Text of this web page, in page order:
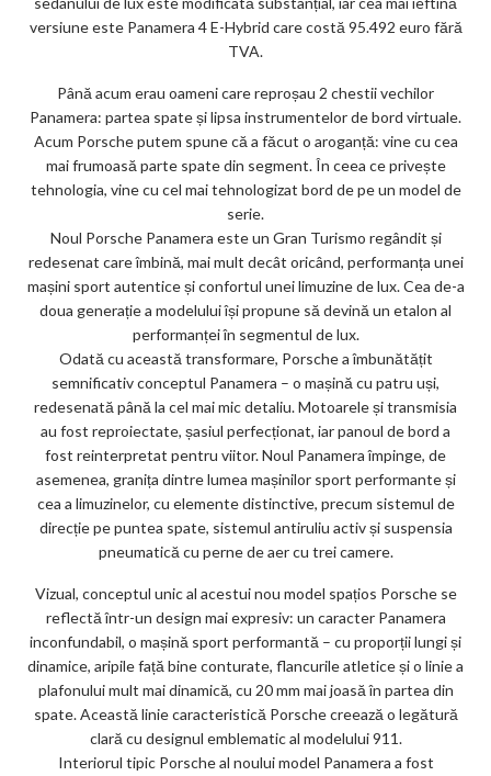
o
k
m
ar
ks
versiune este Panamera 4 E-Hybrid care costă 95.492 euro fără
TVA.
Până acum erau oameni care reproșau 2 chestii vechilor
Panamera: partea spate și lipsa instrumentelor de bord virtuale.
Acum Porsche putem spune că a făcut o aroganță: vine cu cea
mai frumoasă parte spate din segment. În ceea ce privește
tehnologia, vine cu cel mai tehnologizat bord de pe un model de
serie.
Noul Porsche Panamera este un Gran Turismo regândit și
redesenat care îmbină, mai mult decât oricând, performanța unei
mașini sport autentice și confortul unei limuzine de lux. Cea de-a
doua generație a modelului își propune să devină un etalon al
performanței în segmentul de lux.
Odată cu această transformare, Porsche a îmbunătățit
semnificativ conceptul Panamera – o mașină cu patru uși,
redesenată până la cel mai mic detaliu. Motoarele și transmisia
au fost reproiectate, șasiul perfecționat, iar panoul de bord a
fost reinterpretat pentru viitor. Noul Panamera împinge, de
asemenea, granița dintre lumea mașinilor sport performante și
cea a limuzinelor, cu elemente distinctive, precum sistemul de
direcție pe puntea spate, sistemul antiruliu activ și suspensia
pneumatică cu perne de aer cu trei camere.
Vizual, conceptul unic al acestui nou model spațios Porsche se
reflectă într-un design mai expresiv: un caracter Panamera
inconfundabil, o mașină sport performantă – cu proporții lungi și
dinamice, aripile față bine conturate, flancurile atletice și o linie a
plafonului mult mai dinamică, cu 20 mm mai joasă în partea din
spate. Această linie caracteristică Porsche creează o legătură
clară cu designul emblematic al modelului 911.
Interiorul tipic Porsche al noului model Panamera a fost